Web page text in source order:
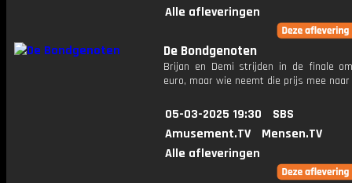
Alle afleveringen
De Bondgenoten
Brijan en Demi strijden in de finale
euro, maar wie neemt die prijs mee
05-03-2025 19:30
SBS
Amusement.TV
Mensen.TV
Alle afleveringen